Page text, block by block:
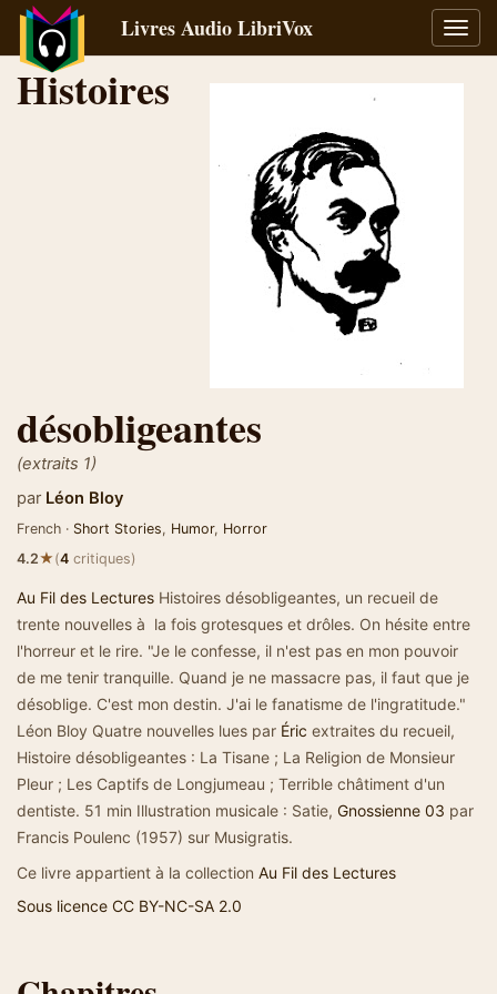
la
Livres Audio LibriVox
Histoires
désobligeantes
(extraits 1)
par Léon Bloy
French · Short Stories, Humor, Horror
4.2★(4 critiques)
Au Fil des Lectures Histoires désobligeantes, un recueil de
trente nouvelles à la fois grotesques et drôles. On hésite entre
l'horreur et le rire. "Je le confesse, il n'est pas en mon pouvoir
de me tenir tranquille. Quand je ne massacre pas, il faut que je
désoblige. C'est mon destin. J'ai le fanatisme de l'ingratitude."
Léon Bloy Quatre nouvelles lues par Éric extraites du recueil,
Histoire désobligeantes : La Tisane ; La Religion de Monsieur
Pleur ; Les Captifs de Longjumeau ; Terrible châtiment d'un
dentiste. 51 min Illustration musicale : Satie, Gnossienne 03 par
Francis Poulenc (1957) sur Musigratis.
Ce livre appartient à la collection Au Fil des Lectures
Sous licence CC BY-NC-SA 2.0